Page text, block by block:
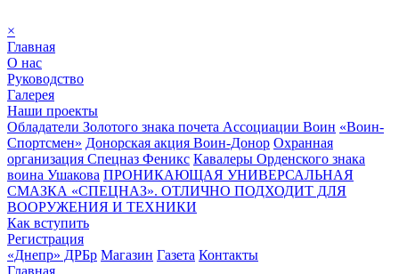
×
Главная
О нас
Руководство
Галерея
Наши проекты
Обладатели Золотого знака почета Ассоциации Воин «Воин-
Спортсмен» Донорская акция Воин-Донор Охранная
организация Спецназ Феникс Кавалеры Орденского знака
воина Ушакова ПРОНИКАЮЩАЯ УНИВЕРСАЛЬНАЯ
СМАЗКА «СПЕЦНАЗ». ОТЛИЧНО ПОДХОДИТ ДЛЯ
ВООРУЖЕНИЯ И ТЕХНИКИ
Как вступить
Регистрация
«Днепр» ДРБр Магазин Газета Контакты
Главная